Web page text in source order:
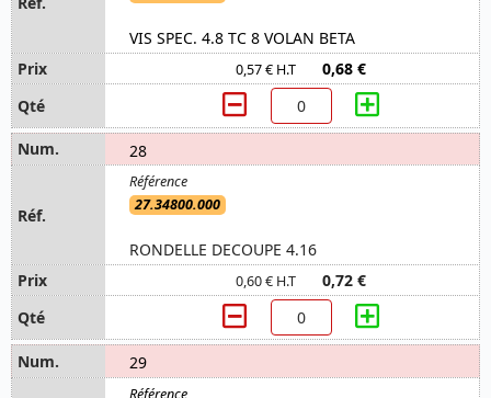
VIS SPEC. 4.8 TC 8 VOLAN BETA
0,57 € H.T 0,68 €
28
27.34800.000
RONDELLE DECOUPE 4.16
0,60 € H.T 0,72 €
29